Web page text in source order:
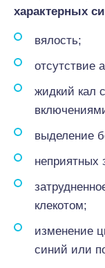
характерных
вялость;
отсутствие
жидкий кал
выделение
неприятных
клекотом;
изменение
синий или